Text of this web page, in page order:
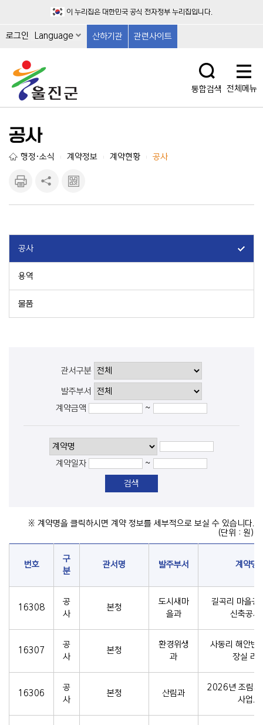
이 누리집은 대한민국 공식 전자정부 누리집입니다.
로그인 Language 산하기관 관련사이트
통합검색 전체메뉴
공사
행정·소식 계약정보 계약현황 공사
기
기
크 보
공사
용역
물품
관서구분
발주부서
계약금액
~
계약일자 ~
※ 계약명을 클릭하시면 계약 정보를 세부적으로 보실 수 있습니다.
(단위 : 원)
번호
구
분
관서명 발주부서 계약명
16308
공
사
본청
도시새마
을과
길곡리 마을공
신축공사
16307
공
사
본청
환경위생
과
사동리 해안변
장실 리..
16306
공
사
본청 산림과
2026년 조림지
사업..